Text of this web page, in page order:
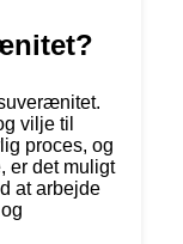
vilje til
proces, og
er det muligt
at arbejde